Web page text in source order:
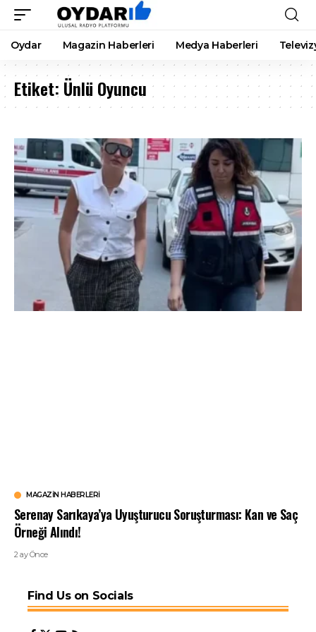
Oydar Magazin Haberleri Medya Haberleri
Etiket: Ünlü Oyuncu
MAGAZIN HABERLERI
Serenay Sarıkaya’ya Uyuşturucu Soruşturması: Kan ve Saç
Örneği Alındı!
2 ay Önce
Find Us on Socials